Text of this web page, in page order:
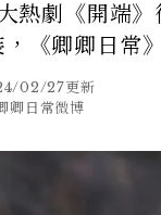
熱劇《開端
《卿卿日常
02/27更新
日常微博